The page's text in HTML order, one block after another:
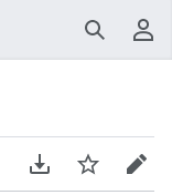
Buscar
Descarregar en
Vigilar